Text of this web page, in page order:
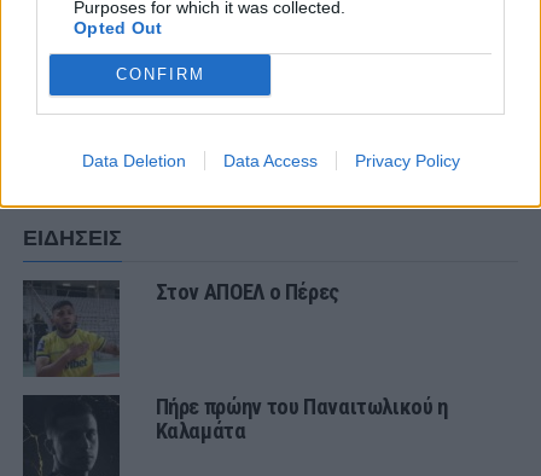
Purposes for which it was collected.
Opted Out
CONFIRM
Data Deletion Data Access Privacy Policy
Θλίψη για τον θάνατο του παλαίμαχου
του Παναιτωλικού, Κώστα
Καμποσιώρα
ΠΑΝΑΙΤΩΛΙΚΟΣ
ΕΙΔΗΣΕΙΣ
Στον ΑΠΟΕΛ ο Πέρες
Πήρε πρώην του Παναιτωλικού η
Καλαμάτα